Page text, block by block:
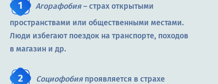
Агорафобия– страх открытыми
пространствами или общественными местами.
Люди избегают поездок на транспорте, походов
в магазин и др.
Социофобияпроявляется в страхе